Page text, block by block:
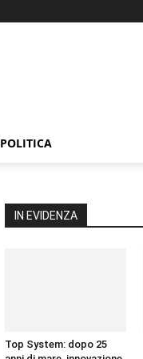
POLITICA
IN EVIDENZA
Top System: dopo 25